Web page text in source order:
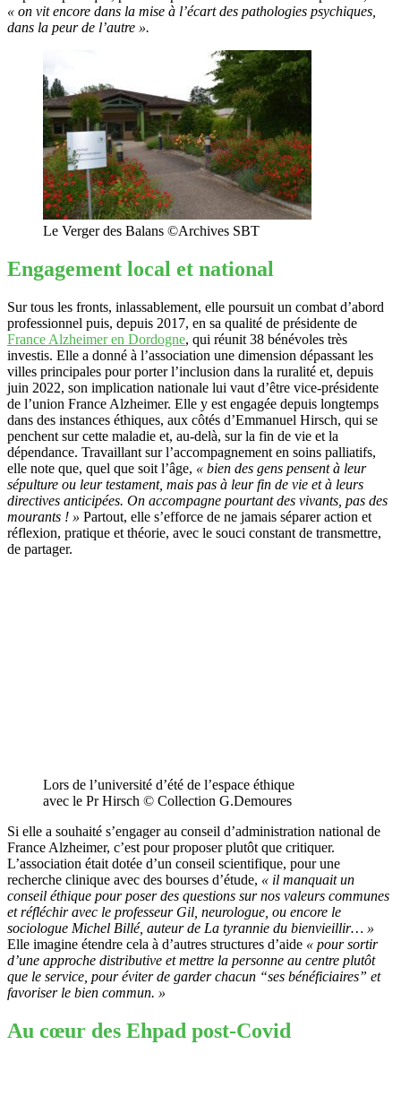
« on vit encore dans la mise à l’écart des pathologies psychiques,
dans la peur de l’autre ».
Le Verger des Balans ©Archives SBT
Engagement local et national
Sur tous les fronts, inlassablement, elle poursuit un combat d’abord
professionnel puis, depuis 2017, en sa qualité de présidente de
France Alzheimer en Dordogne, qui réunit 38 bénévoles très
investis. Elle a donné à l’association une dimension dépassant les
villes principales pour porter l’inclusion dans la ruralité et, depuis
juin 2022, son implication nationale lui vaut d’être vice-présidente
de l’union France Alzheimer. Elle y est engagée depuis longtemps
dans des instances éthiques, aux côtés d’Emmanuel Hirsch, qui se
penchent sur cette maladie et, au-delà, sur la fin de vie et la
dépendance. Travaillant sur l’accompagnement en soins palliatifs,
elle note que, quel que soit l’âge, « bien des gens pensent à leur
sépulture ou leur testament, mais pas à leur fin de vie et à leurs
directives anticipées. On accompagne pourtant des vivants, pas des
mourants ! » Partout, elle s’efforce de ne jamais séparer action et
réflexion, pratique et théorie, avec le souci constant de transmettre,
de partager.
Lors de l’université d’été de l’espace éthique
avec le Pr Hirsch © Collection G.Demoures
Si elle a souhaité s’engager au conseil d’administration national de
France Alzheimer, c’est pour proposer plutôt que critiquer.
L’association était dotée d’un conseil scientifique, pour une
recherche clinique avec des bourses d’étude, « il manquait un
conseil éthique pour poser des questions sur nos valeurs communes
et réfléchir avec le professeur Gil, neurologue, ou encore le
sociologue Michel Billé, auteur de La tyrannie du bienvieillir… »
Elle imagine étendre cela à d’autres structures d’aide « pour sortir
d’une approche distributive et mettre la personne au centre plutôt
que le service, pour éviter de garder chacun “ses bénéficiaires” et
favoriser le bien commun. »
Au cœur des Ehpad post-Covid